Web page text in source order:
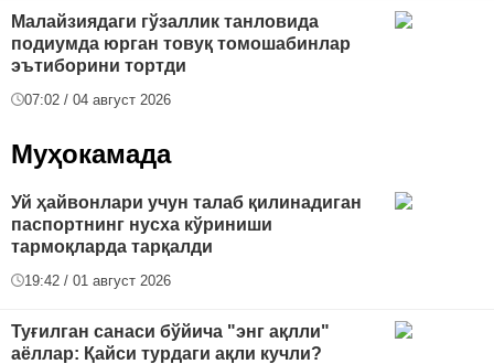
Малайзиядаги гўзаллик танловида
подиумда юрган товуқ томошабинлар
эътиборини тортди
07:02 / 04 август 2026
Муҳокамада
Уй ҳайвонлари учун талаб қилинадиган
паспортнинг нусха кўриниши
тармоқларда тарқалди
19:42 / 01 август 2026
Туғилган санаси бўйича "энг ақлли"
аёллар: Қайси турдаги ақли кучли?